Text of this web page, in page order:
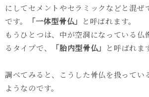
にしてセメントやセラミックなどと混ぜ
です。
「一体型骨仏」
と呼ばれます。
もうひとつは、中が空洞になっている仏
るタイプで、
「胎内型骨仏」 と呼ばれま
調べてみると、こうした骨仏を扱ってい
ようなのです。